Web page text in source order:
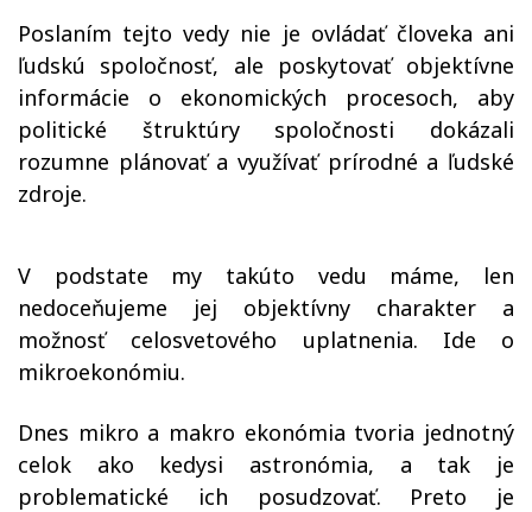
Poslaním tejto vedy nie je ovládať človeka ani
ľudskú spoločnosť, ale poskytovať objektívne
informácie o ekonomických procesoch, aby
politické štruktúry spoločnosti dokázali
rozumne plánovať a využívať prírodné a ľudské
zdroje.
V podstate my takúto vedu máme, len
nedoceňujeme jej objektívny charakter a
možnosť celosvetového uplatnenia. Ide o
mikroekonómiu.
Dnes mikro a makro ekonómia tvoria jednotný
celok ako kedysi astronómia, a tak je
problematické ich posudzovať. Preto je